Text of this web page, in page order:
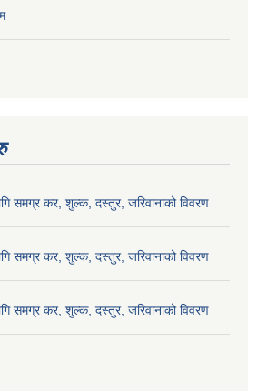
समग्र कर, शुल्क, दस्तुर, जरिवानाको विवरण
समग्र कर, शुल्क, दस्तुर, जरिवानाको विवरण
समग्र कर, शुल्क, दस्तुर, जरिवानाको विवरण